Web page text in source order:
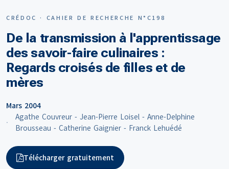
CRÉDOC · CAHIER DE RECHERCHE N°C198
De la transmission à l'apprentissage
des savoir-faire culinaires :
Regards croisés de filles et de
mères
Mars 2004
Agathe Couvreur - Jean-Pierre Loisel - Anne-Delphine
Brousseau - Catherine Gaignier - Franck Lehuédé
Télécharger gratuitement